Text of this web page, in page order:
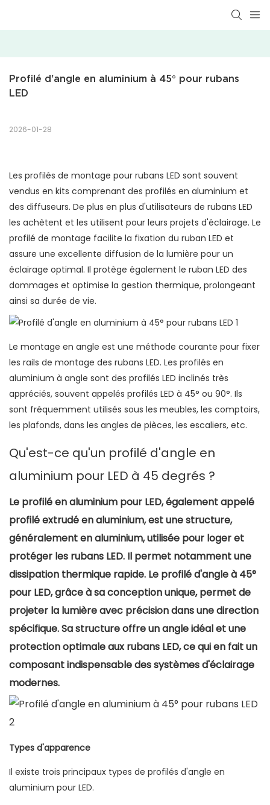
Profilé d'angle en aluminium à 45° pour rubans
LED
2026-01-28
Les profilés de montage pour rubans LED sont souvent
vendus en kits comprenant des profilés en aluminium et
des diffuseurs. De plus en plus d'utilisateurs de rubans LED
les achètent et les utilisent pour leurs projets d'éclairage. Le
profilé de montage facilite la fixation du ruban LED et
assure une excellente diffusion de la lumière pour un
éclairage optimal. Il protège également le ruban LED des
dommages et optimise la gestion thermique, prolongeant
ainsi sa durée de vie.
Le montage en angle est une méthode courante pour fixer
les rails de montage des rubans LED. Les profilés en
aluminium à angle sont des profilés LED inclinés très
appréciés, souvent appelés profilés LED à 45° ou 90°. Ils
sont fréquemment utilisés sous les meubles, les comptoirs,
les plafonds, dans les angles de pièces, les escaliers, etc.
Qu'est-ce qu'un profilé d'angle en
aluminium pour LED à 45 degrés ?
Le profilé en aluminium pour LED, également appelé
profilé extrudé en aluminium, est une structure,
généralement en aluminium, utilisée pour loger et
protéger les rubans LED. Il permet notamment une
dissipation thermique rapide. Le profilé d'angle à 45°
pour LED, grâce à sa conception unique, permet de
projeter la lumière avec précision dans une direction
spécifique. Sa structure offre un angle idéal et une
protection optimale aux rubans LED, ce qui en fait un
composant indispensable des systèmes d'éclairage
modernes.
Types d'apparence
Il existe trois principaux types de profilés d'angle en
aluminium pour LED.